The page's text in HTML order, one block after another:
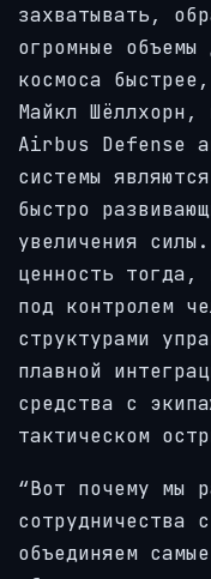
захватывать,
огромные
космоса
Майкл Шёллхорн,
Airbus Defense
системы
быстро
увеличения
ценность тогда,
под контролем
структурами
плавной
средства с
тактическом
“Вот почему мы
сотрудничества
объединяем